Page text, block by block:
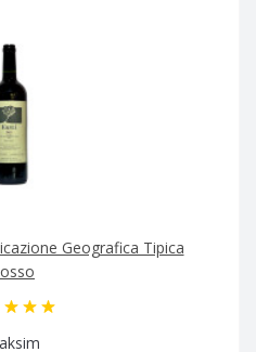
Geografica Tipica